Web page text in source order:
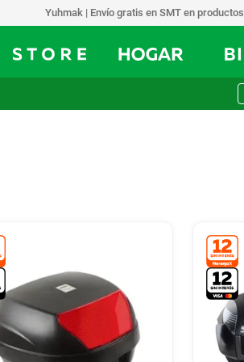
gratis en SMT en productos seleccionados.